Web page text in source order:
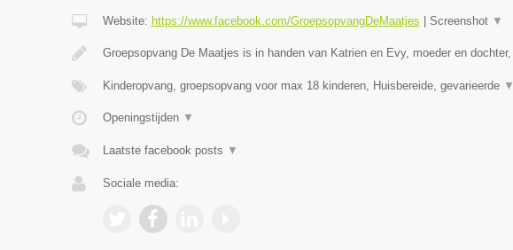
Website: https://www.facebook.com/GroepsopvangDeMaatjes Screenshot ▼
Groepsopvang De Maatjes is in handen van Katrien en Evy, moeder en dochter,
Kinderopvang, groepsopvang voor max 18 kinderen, Huisbereide, gevarieerde ▼
Openingstijden ▼
Laatste facebook posts ▼
Sociale media: